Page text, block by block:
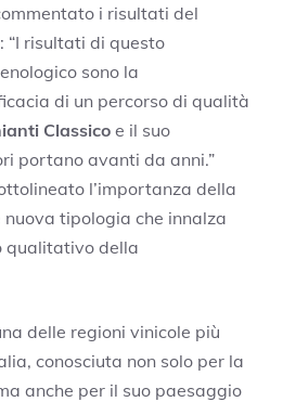
i risultati del
“I risultati di questo
sono la
di un percorso di qualità
Classico e il suo
portano avanti da anni.”
l’importanza della
nuova tipologia che innalza
qualitativo della
delle regioni vinicole più
conosciuta non solo per la
anche per il suo paesaggio